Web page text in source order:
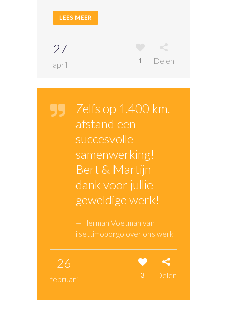
LEES MEER
27
april 1 Delen
Zelfs op 1.400 km.
afstand een
succesvolle
samenwerking!
Bert & Martijn
dank voor jullie
geweldige werk!
— Herman Voetman van
ilsettimoborgo over ons werk
26
februari 3 Delen